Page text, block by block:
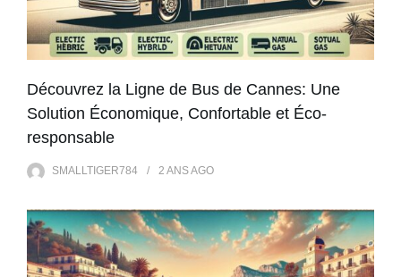
Découvrez la Ligne de Bus de Cannes: Une
Solution Économique, Confortable et Éco-
responsable
SMALLTIGER784 2 ANSAGO